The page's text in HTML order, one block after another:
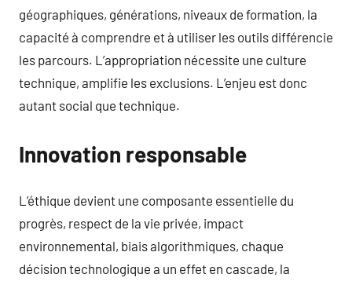
géographiques, générations, niveaux de formation, la
capacité à comprendre et à utiliser les outils différencie
les parcours. L’appropriation nécessite une culture
technique, amplifie les exclusions. L’enjeu est donc
autant social que technique.
Innovation responsable
L’éthique devient une composante essentielle du
progrès, respect de la vie privée, impact
environnemental, biais algorithmiques, chaque
décision technologique a un effet en cascade, la